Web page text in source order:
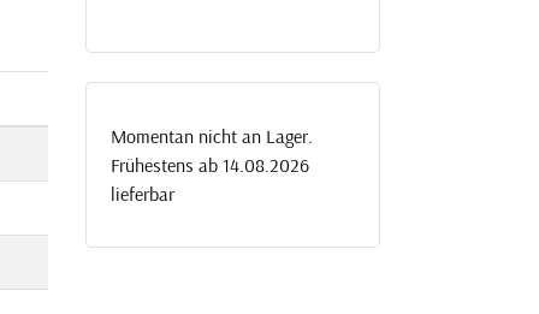
Momentan nicht an Lager.
Frühestens ab 14.08.2026
lieferbar